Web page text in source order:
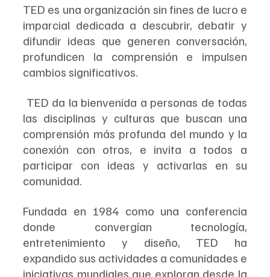
TED es una organización sin fines de lucro e
imparcial dedicada a descubrir, debatir y
difundir ideas que generen conversación,
profundicen la comprensión e impulsen
cambios significativos.
las disciplinas y culturas que buscan una
comprensión más profunda del mundo y la
conexión con otros, e invita a todos a
participar con ideas y activarlas en su
comunidad.
Fundada en 1984 como una conferencia
donde convergían tecnología,
entretenimiento y diseño, TED ha
expandido sus actividades a comunidades e
iniciativas mundiales que exploran desde la